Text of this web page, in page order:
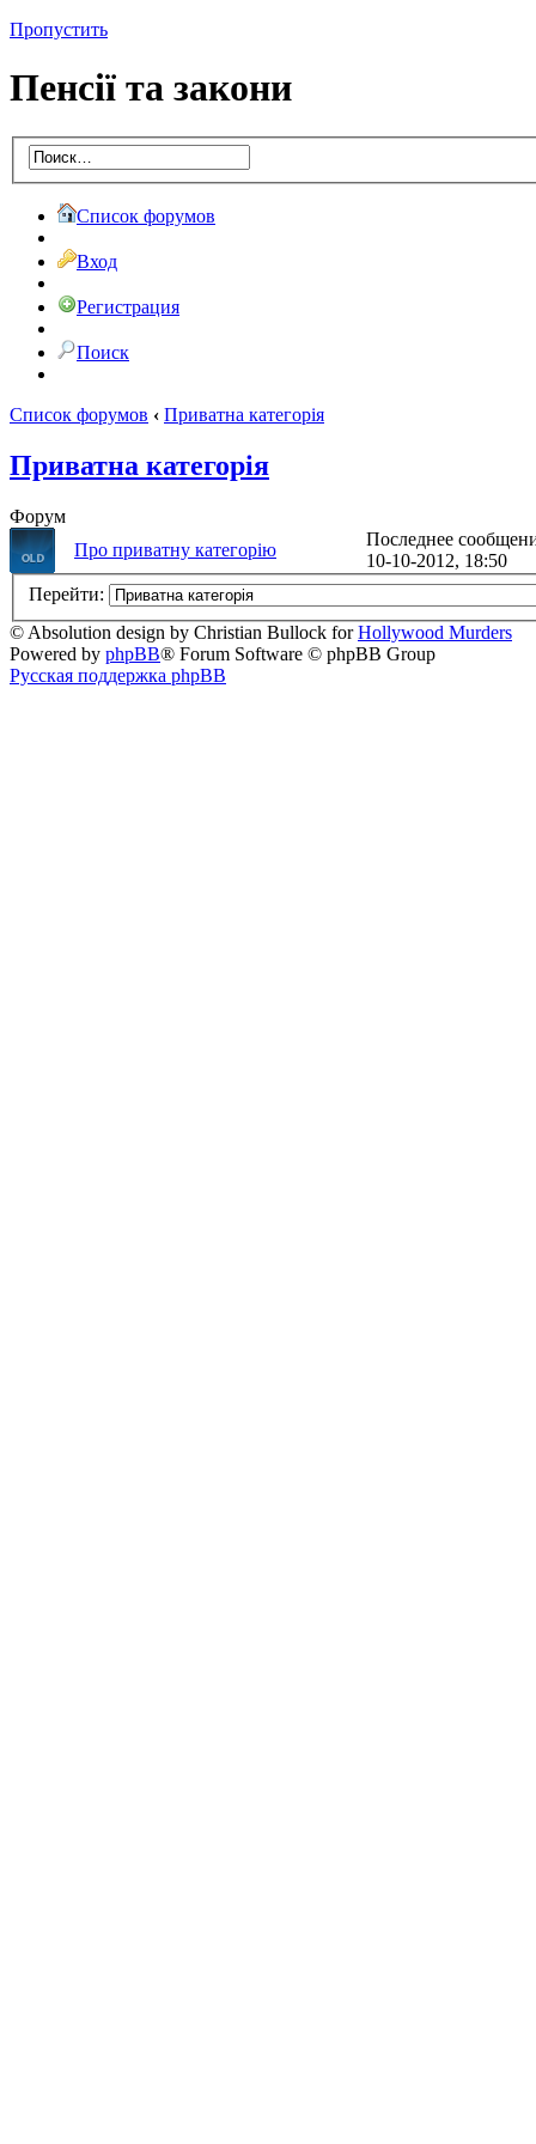
Пропустить
Пенсії та закони
Список форумов
Вход
Регистрация
Поиск
Список форумов ‹ Приватна категорія
Приватна категорія
Форум
Про приватну категорію
Последнее
10-10-2012, 18:50
Перейти:
© Absolution design by Christian Bullock forHollywood Murders
Powered by phpBB® Forum Software © phpBB Group
Русская поддержка phpBB